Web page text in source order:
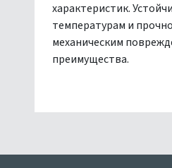
характеристик.
температурам и
механическим
преимущества.